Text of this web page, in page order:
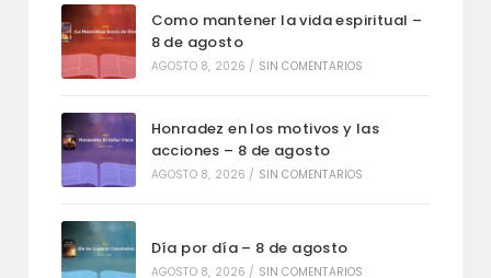
Como mantener la vida espiritual –
8 de agosto
AGOSTO 8, 2026 / SIN COMENTARIOS
Honradez en los motivos y las
acciones – 8 de agosto
AGOSTO 8, 2026 / SIN COMENTARIOS
Día por día – 8 de agosto
AGOSTO 8, 2026 / SIN COMENTARIOS